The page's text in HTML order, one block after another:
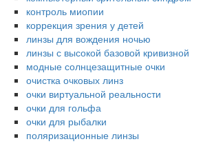
контроль миопии
коррекция зрения у детей
линзы для вождения ночью
линзы с высокой базовой кривизной
модные солнцезащитные очки
очистка очковых линз
очки виртуальной реальности
очки для гольфа
очки для рыбалки
поляризационные линзы